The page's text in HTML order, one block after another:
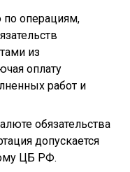
по операциям,
из
оплату
работ и
обязательства
допускается
ЦБ РФ.